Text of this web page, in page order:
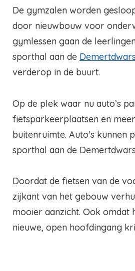
De gymzalen worden
door nieuwbouw voor
gymlessen gaan de
sporthal aan de
verderop in de buurt.
Op de plek waar nu auto’s
fietsparkeerplaatsen en
buitenruimte. Auto's kunnen
sporthal aan de
Doordat de fietsen van de
zijkant van het gebouw
mooier aanzicht. Ook omdat
nieuwe, open hoofdingang